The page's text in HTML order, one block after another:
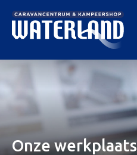
Onze werkplaats